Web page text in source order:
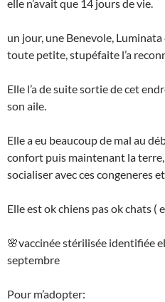
elle n’avait que 14 jours de vie.
un jour, une Benevole,
toute petite, stupéfaite l’a
Elle l’a de suite sortie de cet
son aile.
Elle a eu beaucoup de mal au
confort puis maintenant la terre,
socialiser avec ces congeneres
Elle est ok chiens pas ok chats (
🌸vaccinée stérilisée identifiée
septembre
Pour m’adopter: